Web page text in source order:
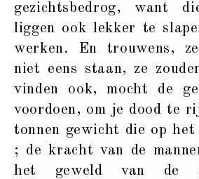
gezichtsbedrog, want
liggen ook lekker te
werken. En trouwens,
niet eens staan, ze
vinden ook, mocht de
voordoen, om je dood te
tonnen gewicht die op
; de kracht van de
het geweld van de